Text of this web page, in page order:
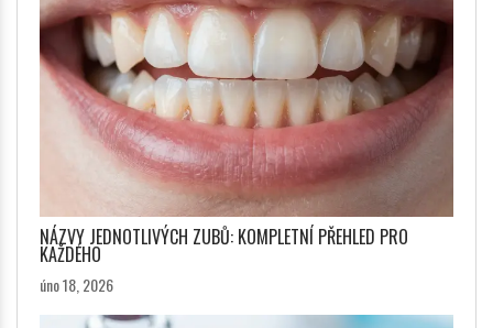
NÁZVY JEDNOTLIVÝCH ZUBŮ: KOMPLETNÍ PŘEHLED PRO
KAŽDÉHO
úno 18, 2026